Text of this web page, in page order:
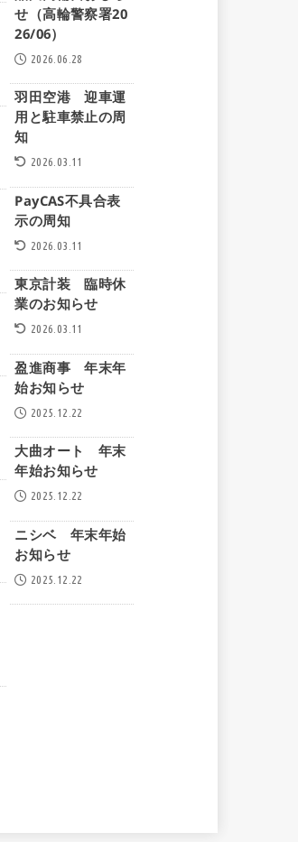
せ（高輪警察署20
26/06）
2026.06.28
羽田空港 迎車運
用と駐車禁止の周
知
2026.03.11
PayCAS不具合表
示の周知
2026.03.11
東京計装 臨時休
業のお知らせ
2026.03.11
盈進商事 年末年
始お知らせ
2025.12.22
大曲オート 年末
年始お知らせ
2025.12.22
ニシベ 年末年始
お知らせ
2025.12.22